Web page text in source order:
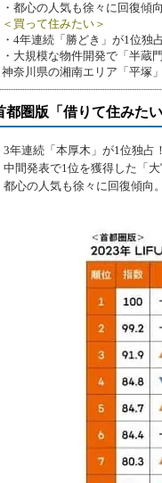
・都心の人気も徐々に回復傾
＜買って住みたい＞
・4年連続「勝どき」が1位独
・大規模な物件開発で「半蔵
神奈川県の湘南エリア「平塚
都圏版「借りて住みた
3年連続「本厚木」が1位独
中間発表で1位を獲得した「
都心の人気も徐々に回復傾